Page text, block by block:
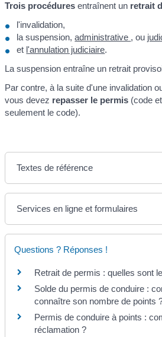
Trois procédures entraînent un retrait
l'invalidation,
la suspension,administrative , ou
et l'annulation judiciaire.
La suspension entraîne un retrait
Par contre, à la suite d'une invalidation
vous devez repasser le permis (code
seulement le code).
Textes de référence
Services en ligne et formulaires
Questions ? Réponses !
Retrait de permis : quelles sont
Solde du permis de conduire :
connaître son nombre de points
Permis de conduire à points :
réclamation ?